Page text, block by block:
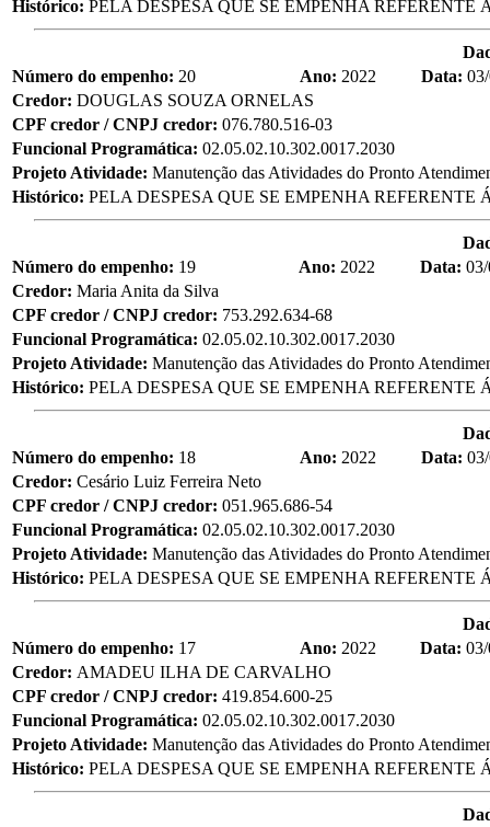
Histórico: PELA DESPESA QUE SE EMPENHA
Número do empenho: 20 Ano: 2022 Data:
Credor: DOUGLAS SOUZA ORNELAS
CPF credor / CNPJ credor: 076.780.516-03
Funcional Programática: 02.05.02.10.302.0017.2030
Projeto Atividade: Manutenção das Atividades do Pronto
Histórico: PELA DESPESA QUE SE EMPENHA
Número do empenho: 19 Ano: 2022 Data:
Credor: Maria Anita da Silva
CPF credor / CNPJ credor: 753.292.634-68
Funcional Programática: 02.05.02.10.302.0017.2030
Projeto Atividade: Manutenção das Atividades do Pronto
Histórico: PELA DESPESA QUE SE EMPENHA
Número do empenho: 18 Ano: 2022 Data:
Credor: Cesário Luiz Ferreira Neto
CPF credor / CNPJ credor: 051.965.686-54
Funcional Programática: 02.05.02.10.302.0017.2030
Projeto Atividade: Manutenção das Atividades do Pronto
Histórico: PELA DESPESA QUE SE EMPENHA
Número do empenho: 17 Ano: 2022 Data:
Credor: AMADEU ILHA DE CARVALHO
CPF credor / CNPJ credor: 419.854.600-25
Funcional Programática: 02.05.02.10.302.0017.2030
Projeto Atividade: Manutenção das Atividades do Pronto
Histórico: PELA DESPESA QUE SE EMPENHA